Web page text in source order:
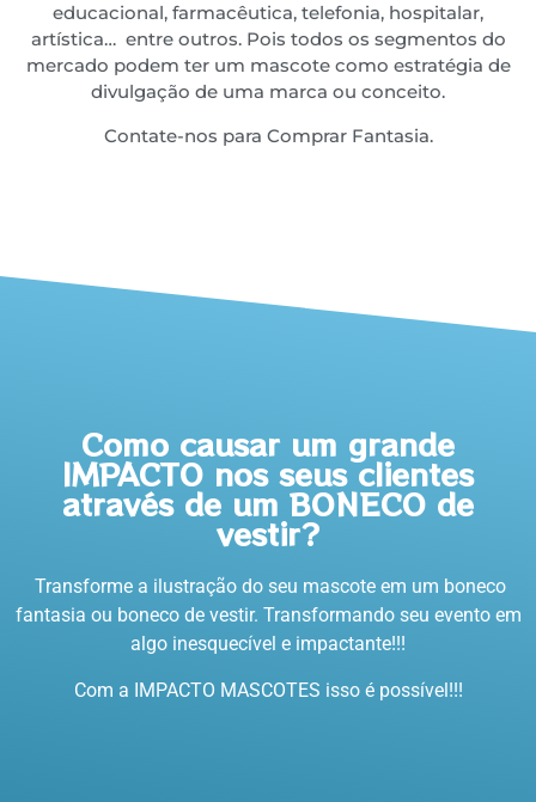
educacional, farmacêutica, telefonia, hospitalar,
artística… entre outros. Pois todos os segmentos do
mercado podem ter um mascote como estratégia de
divulgação de uma marca ou conceito.
Contate-nos para Comprar Fantasia.
Como causar um grande
IMPACTO nos seus clientes
através de um BONECO de
vestir?
Transforme a ilustração do seu mascote em um boneco
fantasia ou boneco de vestir. Transformando seu evento em
algo inesquecível e impactante!!!
Com a IMPACTO MASCOTES isso é possível!!!